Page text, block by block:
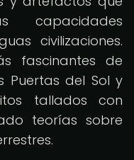
capacidades
civilizaciones.
fascinantes de
Puertas del Sol y
tallados con
teorías sobre